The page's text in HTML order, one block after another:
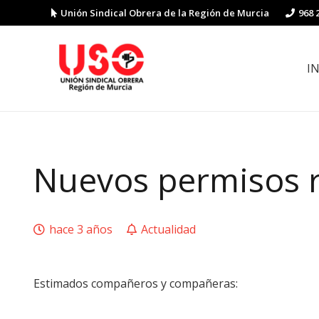
Unión Sindical Obrera de la Región de Murcia 968
Nuevos permisos
hace 3 años Actualidad
Estimados compañeros y compañeras: